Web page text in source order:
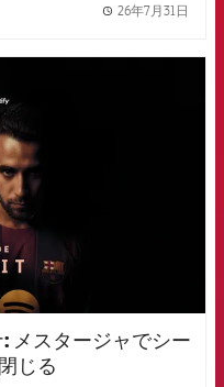
26年7月31日
メスタージャでシー
じる